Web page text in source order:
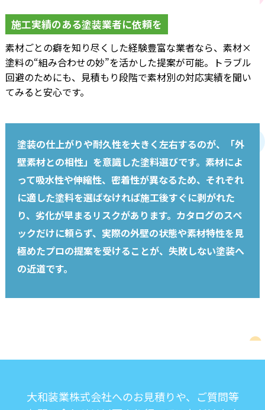
施工実績のある塗装業者に依頼を
素材ごとの癖を知り尽くした経験豊富な業者なら、素材×
塗料の“組み合わせの妙”を活かした提案が可能。トラブル
回避のためにも、見積もり段階で素材別の対応実績を聞い
てみると安心です。
塗装の仕上がりや耐久性を大きく左右するのが、「外
壁素材との相性」を意識した塗料選びです。素材によ
って吸水性や伸縮性、密着性が異なるため、それぞれ
に適した塗料を選ばなければ施工後すぐに剥がれた
り、劣化が早まるリスクがあります。カタログのスペ
ックだけに頼らず、実際の外壁の状態や素材特性を見
極めたプロの提案を受けることが、失敗しない塗装へ
の近道です。
大和装業株式会社へのお見積りや、ご質問等